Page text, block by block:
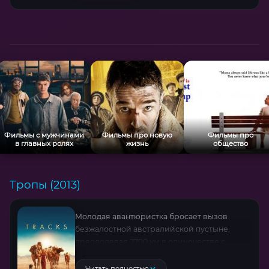
делают этот триллер Андрея И уникальным
артефактом эпохи.
Фильмы с мужчинами
в главных ролях
Фильмы про новую
жизнь
Фильмы про
общество
Тропы (2013)
Молодая авантюристка бросает вызов
безжалостной австралийской пустыне,
палящее солнце, неожиданные встречи и